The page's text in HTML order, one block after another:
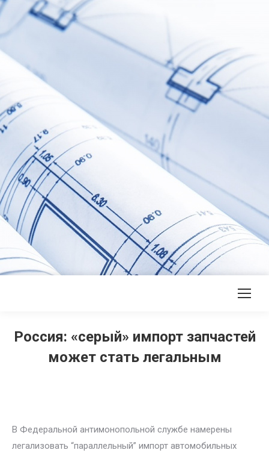
Россия: «серый» импорт запчастей
может стать легальным
В Федеральной антимонопольной службе намерены
легализовать “параллельный” импорт автомобильных